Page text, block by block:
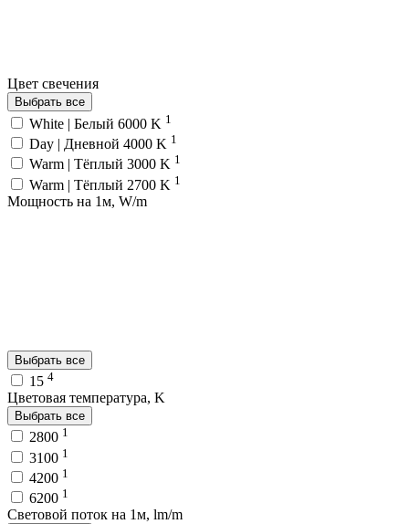
Цвет свечения
Выбрать все
White | Белый 6000 K 1
Day | Дневной 4000 K 1
Warm | Тёплый 3000 K 1
Warm | Тёплый 2700 K 1
Мощность на 1м, W/m
Выбрать все
15 4
Цветовая температура, K
Выбрать все
2800 1
3100 1
4200 1
6200 1
Световой поток на 1м, lm/m